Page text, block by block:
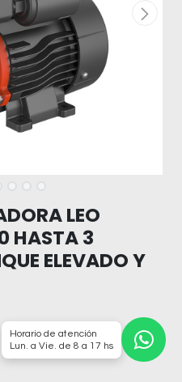
LEO
HASTA 3
ELEVADO Y
Horario de atención
Lun. a Vie. de 8 a 17 hs